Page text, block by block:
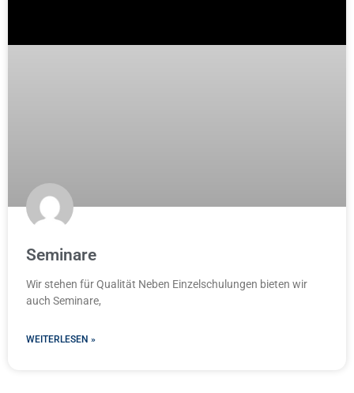
Seminare
Wir stehen für Qualität Neben Einzelschulungen bieten wir
auch Seminare,
WEITERLESEN »